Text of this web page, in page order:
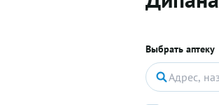
Выбрать аптеку